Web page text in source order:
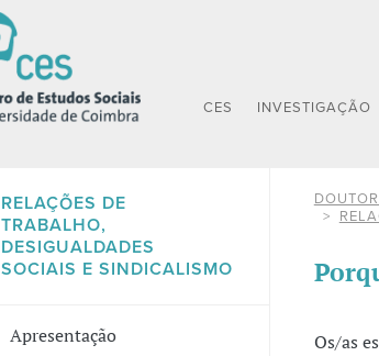
CES INVESTIGAÇÃO
RELAÇÕES DE
TRABALHO,
DESIGUALDADES
SOCIAIS E SINDICALISMO
Apresentação
Os/as